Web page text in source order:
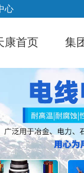
心
康首页 集